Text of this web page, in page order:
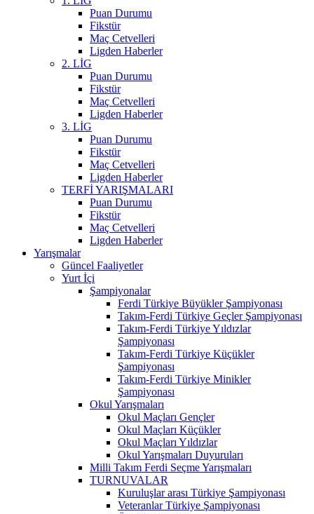
Puan Durumu
Fikstür
Maç Cetvelleri
Ligden Haberler
2. LİG
Puan Durumu
Fikstür
Maç Cetvelleri
Ligden Haberler
3. LİG
Puan Durumu
Fikstür
Maç Cetvelleri
Ligden Haberler
TERFİ YARIŞMALARI
Puan Durumu
Fikstür
Maç Cetvelleri
Ligden Haberler
Yarışmalar
Güncel Faaliyetler
Yurt İçi
Şampiyonalar
Ferdi Türkiye Büyükler Şampiyonası
Takım-Ferdi Türkiye Geçler Şampiyonası
Takım-Ferdi Türkiye Yıldızlar
Şampiyonası
Takım-Ferdi Türkiye Küçükler
Şampiyonası
Takım-Ferdi Türkiye Minikler
Şampiyonası
Okul Yarışmaları
Okul Maçları Gençler
Okul Maçları Küçükler
Okul Maçları Yıldızlar
Okul Yarışmaları Duyuruları
Milli Takım Ferdi Seçme Yarışmaları
TURNUVALAR
Kuruluşlar arası Türkiye Şampiyonası
Veteranlar Türkiye Şampiyonası